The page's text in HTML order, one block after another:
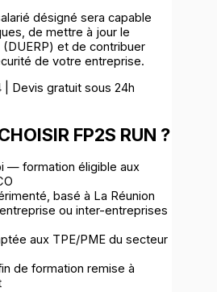
désigné sera capable
de mettre à jour le
et de contribuer
de votre entreprise.
Devis gratuit sous 24h
FP2S RUN ?
— formation éligible aux
basé à La Réunion
ou inter-entreprises
aux TPE/PME du secteur
de formation remise à